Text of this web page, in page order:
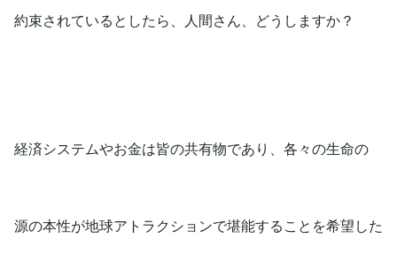
約束されているとしたら、人間さん、どうしますか？
経済システムやお金は皆の共有物であり、各々の生命の
源の本性が地球アトラクションで堪能することを希望した